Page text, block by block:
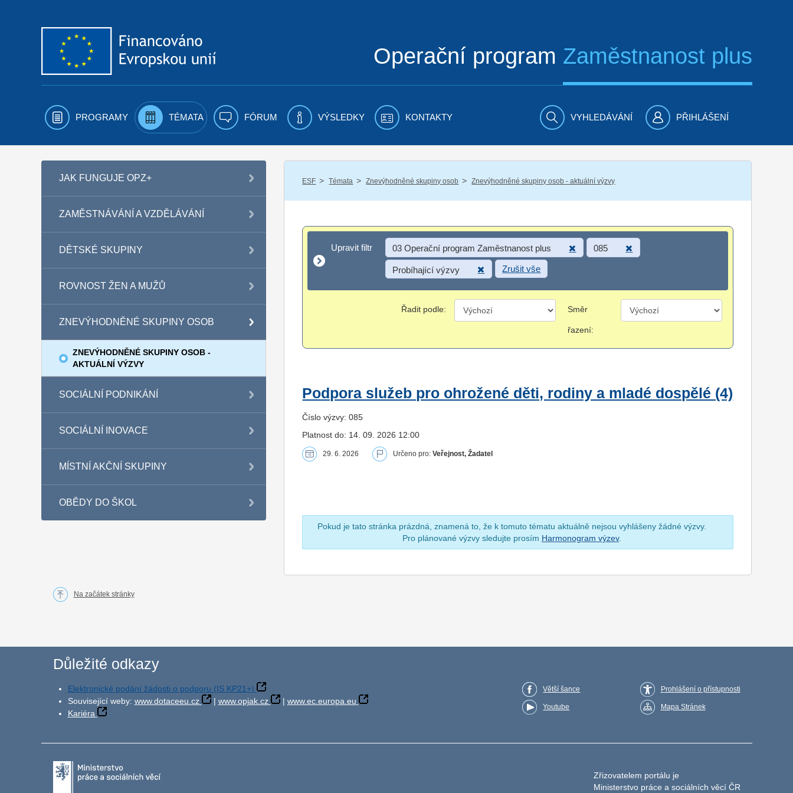
Operační program Zaměstnanost plus
PROGRAMY TÉMATA FÓRUM VÝSLEDKY KONTAKTY VYHLEDÁVÁNÍ PŘIHLÁŠENÍ
JAK FUNGUJE OPZ+
ZAMĚSTNÁVÁNÍ A VZDĚLÁVÁNÍ
DĚTSKÉ SKUPINY
ROVNOST ŽEN A MUŽŮ
ZNEVÝHODNĚNÉ SKUPINY OSOB
ZNEVÝHODNĚNÉ SKUPINY OSOB -
AKTUÁLNÍ VÝZVY
SOCIÁLNÍ PODNIKÁNÍ
SOCIÁLNÍ INOVACE
MÍSTNÍ AKČNÍ SKUPINY
OBĚDY DO ŠKOL
ESF / Témata / Znevýhodněné skupiny osob / Znevýhodněné skupiny osob - aktuální výzvy
Upravit filtr
Upravit filtr 03 Operační program Zaměstnanost plus 085
Probíhající výzvy Zrušit vše
Řadit podle: Směr
řazení:
Podpora služeb pro ohrožené děti, rodiny a mladé dospělé (4)
Číslo výzvy: 085
Platnost do: 14. 09. 2026 12:00
29. 6. 2026 Určeno pro:Veřejnost, Žadatel
Pokud je tato stránka prázdná, znamená to, že k tomuto tématu aktuálně nejsou vyhlášeny žádné výzvy.
Pro plánované výzvy sledujte prosím Harmonogram výzev.
Na začátek stránky
Důležité odkazy
Elektronické podání žádosti o podporu (IS KP21+)
Související weby: www.dotaceeu.cz | www.opjak.cz | www.ec.europa.eu
Kariéra
Větší šance
Youtube
Prohlášení o přístupnosti
Mapa Stránek
Zřizovatelem portálu je
Ministerstvo práce a sociálních věcí ČR